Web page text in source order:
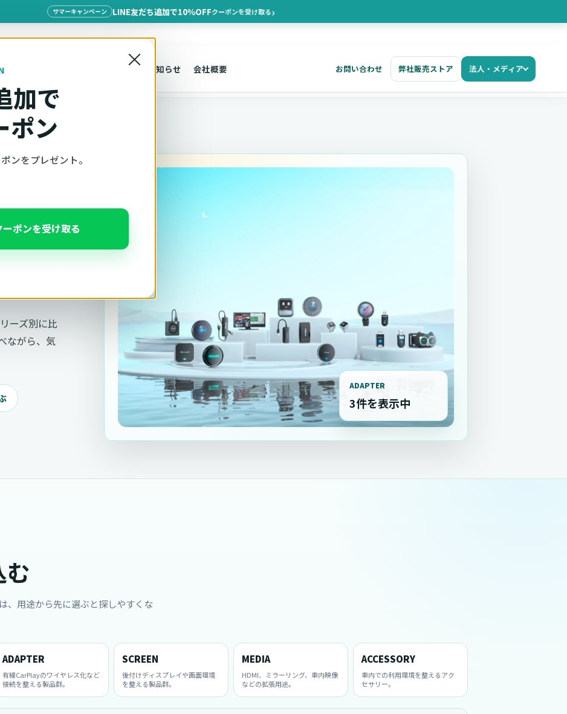
サマーキャンペーン LINE友だち追加で10%OFFクーポンを受け取る
×
加で
ポン
ンをプレゼント。
ポンを受け取る
を探す サポート お知らせ 会社概要 お問い合わせ 弊社販売ストア
法人・メディア
ーズ別に比
ながら、気
ADAPTER
3件を表示中
、用途から先に選ぶと探しやすくな
ADAPTER
有線CarPlayのワイヤレス化など
接続を整える製品群。
SCREEN
後付けディスプレイや画面環境
を整える製品群。
MEDIA
HDMI、ミラーリング、車内映像
などの拡張用途。
ACCESSORY
車内での利用環境を整えるアク
セサリー。